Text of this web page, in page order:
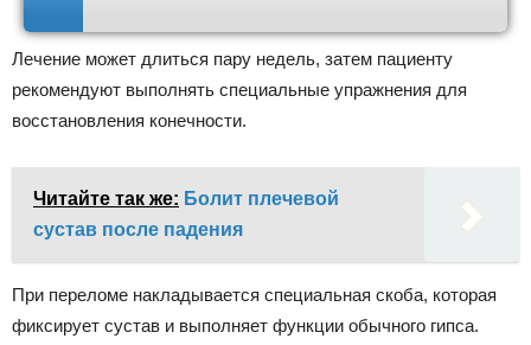
Лечение может длиться пару недель, затем пациенту
рекомендуют выполнять специальные упражнения для
восстановления конечности.
Читайте так же: Болит плечевой
сустав после падения
При переломе накладывается специальная скоба, которая
фиксирует сустав и выполняет функции обычного гипса.